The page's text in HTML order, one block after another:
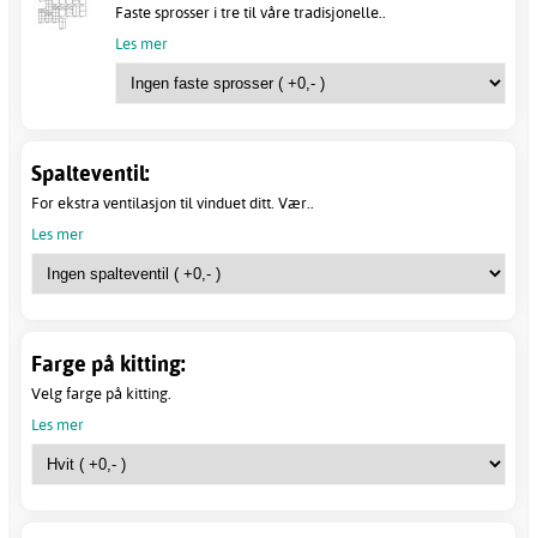
Faste sprosser i tre til våre tradisjonelle..
Les mer
Spalteventil:
For ekstra ventilasjon til vinduet ditt. Vær..
Les mer
Farge på kitting:
Velg farge på kitting.
Les mer